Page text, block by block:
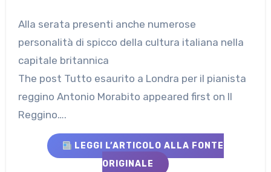
Alla serata presenti anche numerose
personalità di spicco della cultura italiana nella
capitale britannica
The post Tutto esaurito a Londra per il pianista
reggino Antonio Morabito appeared first on Il
Reggino….
LEGGI L’ARTICOLO ALLA FONTE
ORIGINALE